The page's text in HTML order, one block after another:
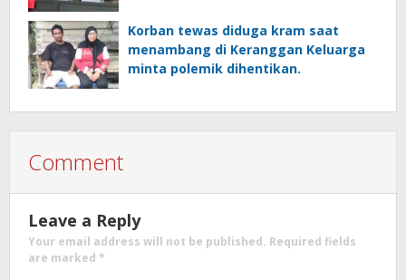
Korban tewas diduga kram saat
menambang di Keranggan Keluarga
minta polemik dihentikan.
Comment
Leave a Reply
Your email address will not be published. Required fields
are marked *